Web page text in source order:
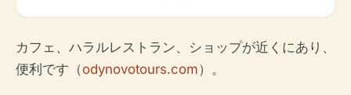
カフェ、ハラルレストラン、ショップが近くにあり、
便利です（odynovotours.com）。